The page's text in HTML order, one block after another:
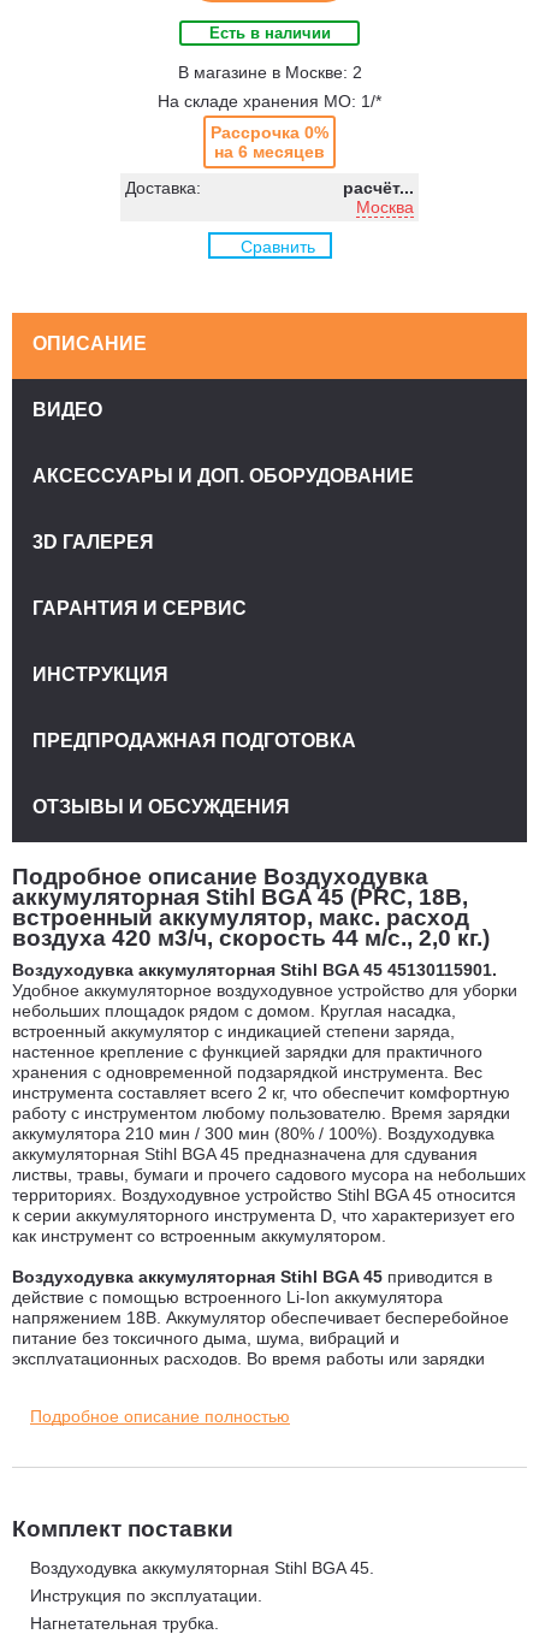
Есть в наличии
В магазине в Москве: 2
На складе хранения МО: 1/*
Рассрочка 0%
на 6 месяцев
Доставка:
расчёт...
Москва
Сравнить
Подробное описание Воздуходувка
аккумуляторная Stihl BGA 45 (PRC, 18В,
встроенный аккумулятор, макс. расход
воздуха 420 м3/ч, скорость 44 м/с., 2,0 кг.)
Воздуходувка аккумуляторная Stihl BGA 45 45130115901.
Удобное аккумуляторное воздуходувное устройство для уборки
небольших площадок рядом с домом. Круглая насадка,
встроенный аккумулятор с индикацией степени заряда,
настенное крепление с функцией зарядки для практичного
хранения с одновременной подзарядкой инструмента. Вес
инструмента составляет всего 2 кг, что обеспечит комфортную
работу с инструментом любому пользователю. Время зарядки
аккумулятора 210 мин / 300 мин (80% / 100%). Воздуходувка
аккумуляторная Stihl BGA 45 предназначена для сдувания
листвы, травы, бумаги и прочего садового мусора на небольших
территориях. Воздуходувное устройство Stihl BGA 45 относится
к серии аккумуляторного инструмента D, что характеризует его
как инструмент со встроенным аккумулятором.
Воздуходувка аккумуляторная Stihl BGA 45 приводится в
действие с помощью встроенного Li-Ion аккумулятора
напряжением 18В. Аккумулятор обеспечивает бесперебойное
питание без токсичного дыма, шума, вибраций и
эксплуатационных расходов. Во время работы или зарядки
или зелёным цветом показывают степень заряда. Зарядка
Зарядка начинается автоматически, если штепсельная вилка
вставлена в розетку и зарядный кабель подключен к
воздуходувке, при получении полного заряда, процесс зарядки
прекращается.
Использование аккумуляторного воздуходува Stihl BGA 45
Подробное описание полностью
Комплект поставки
Воздуходувка аккумуляторная Stihl BGA 45.
Инструкция по эксплуатации.
Нагнетательная трубка.
ОПИСАНИЕ
ВИДЕО
АКСЕССУАРЫ И ДОП. ОБОРУДОВАНИЕ
3D ГАЛЕРЕЯ
ГАРАНТИЯ И СЕРВИС
ИНСТРУКЦИЯ
ПРЕДПРОДАЖНАЯ ПОДГОТОВКА
ОТЗЫВЫ И ОБСУЖДЕНИЯ